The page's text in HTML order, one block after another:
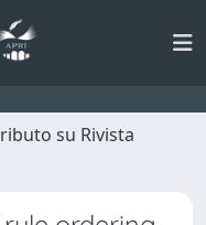
su Rivista